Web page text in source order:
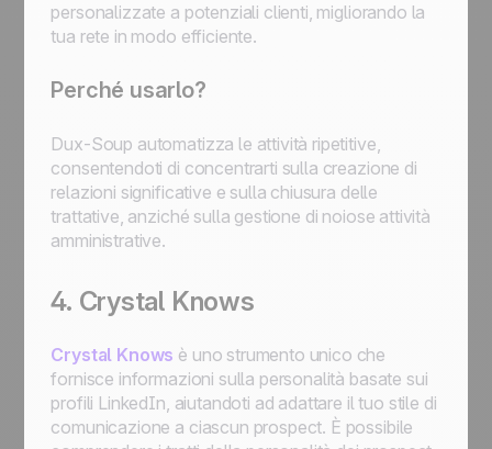
personalizzate a potenziali clienti, migliorando la
tua rete in modo efficiente.
Perché usarlo?
Dux-Soup automatizza le attività ripetitive,
consentendoti di concentrarti sulla creazione di
relazioni significative e sulla chiusura delle
trattative, anziché sulla gestione di noiose attività
amministrative.
4. Crystal Knows
Crystal Knows è uno strumento unico che
fornisce informazioni sulla personalità basate sui
profili LinkedIn, aiutandoti ad adattare il tuo stile di
comunicazione a ciascun prospect. È possibile